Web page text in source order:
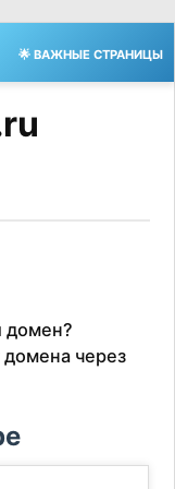
🌟 ВАЖНЫЕ СТРАНИЦЫ
домен?
через